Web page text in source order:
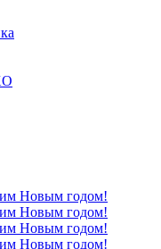
Новым годом!
Новым годом!
Новым годом!
Новым годом!